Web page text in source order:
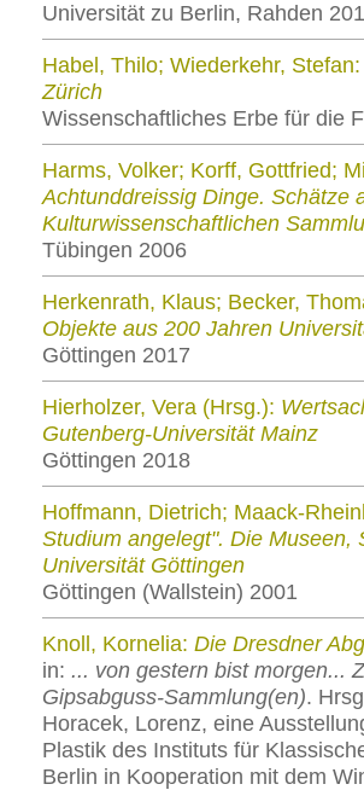
Universität zu Berlin, Rahden
Habel, Thilo; Wiederkehr,
Zürich
Wissenschaftliches Erbe für die
Harms, Volker; Korff, Gottfried;
Achtunddreissig Dinge. Schätze
Kulturwissenschaftlichen
Tübingen 2006
Herkenrath, Klaus; Becker,
Objekte aus 200 Jahren
Göttingen 2017
Hierholzer, Vera (Hrsg.):
Gutenberg-Universität Mainz
Göttingen 2018
Hoffmann, Dietrich; Maack-
Studium angelegt". Die Museen,
Universität Göttingen
Göttingen (Wallstein) 2001
Knoll, Kornelia: Die Dresdner
in: ... von gestern bist morgen...
Gipsabguss-Sammlung(en).
Horacek, Lorenz, eine
Plastik des Instituts für
Berlin in Kooperation mit dem